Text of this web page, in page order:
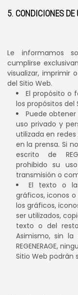
5. CONDICIONES DE
Le informamos
cumplirse
visualizar, imprimir
del Sitio Web.
El propósito o
los propósitos del
Puede
uso privado y
utilizada en
en la prensa. Si
escrito de
prohibido su
transmisión o
El texto o
gráficos, iconos
los gráficos,
ser utilizados,
texto o del
Asimismo, sin
REGENERAGE,
Sitio Web podrán